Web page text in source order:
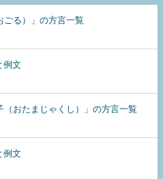
ごる）」の方言一覧
例文
（おたまじゃくし）」の方言一覧
例文